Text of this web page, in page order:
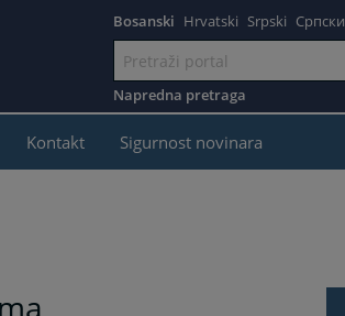
Bosanski Hrvatski Srpski Српски
Napredna pretraga
Kontakt Sigurnost novinara